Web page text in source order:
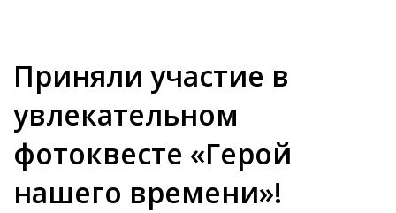
Приняли участие в
увлекательном
фотоквесте «Герой
нашего времени»!